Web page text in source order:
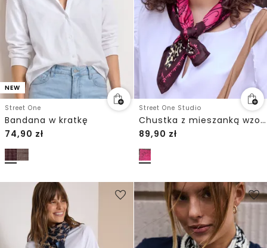
NEW
Street One
Bandana w kratkę
74,90 zł
Street One Studio
Chustka z mieszanką wzorów
89,90 zł